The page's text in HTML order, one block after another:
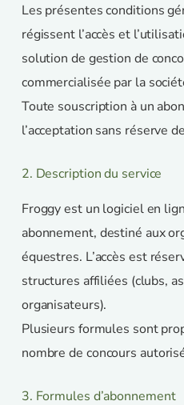
Les présentes conditions
régissent l’accès et
solution de gestion de
commercialisée par la
Toute souscription à un
l’acceptation sans réserve
2. Description du service
Froggy est un logiciel en
abonnement, destiné aux
équestres. L’accès est
structures affiliées (clubs,
organisateurs).
Plusieurs formules sont
nombre de concours
3. Formules d’abonnement